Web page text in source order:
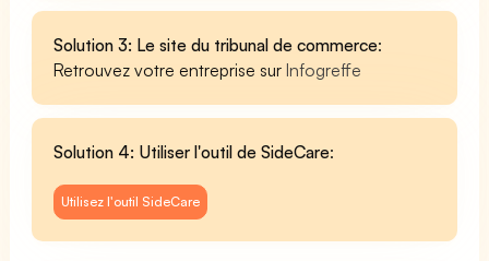
Solution 3: Le site du tribunal de commerce:
Retrouvez votre entreprise surInfogreffe
Solution 4: Utiliser l'outil de SideCare:
Utilisez l'outil SideCare